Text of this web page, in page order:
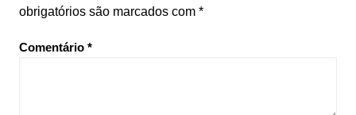
obrigatórios são marcados com *
Comentário *